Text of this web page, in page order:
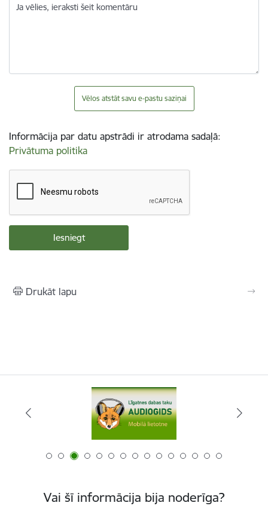
Ja vēlies, ieraksti šeit komentāru
Vēlos atstāt savu e-pastu saziņai
Informācija par datu apstrādi ir atrodama sadaļā:
Privātuma politika
Drukāt lapu
Vai šī informācija bija noderīga?